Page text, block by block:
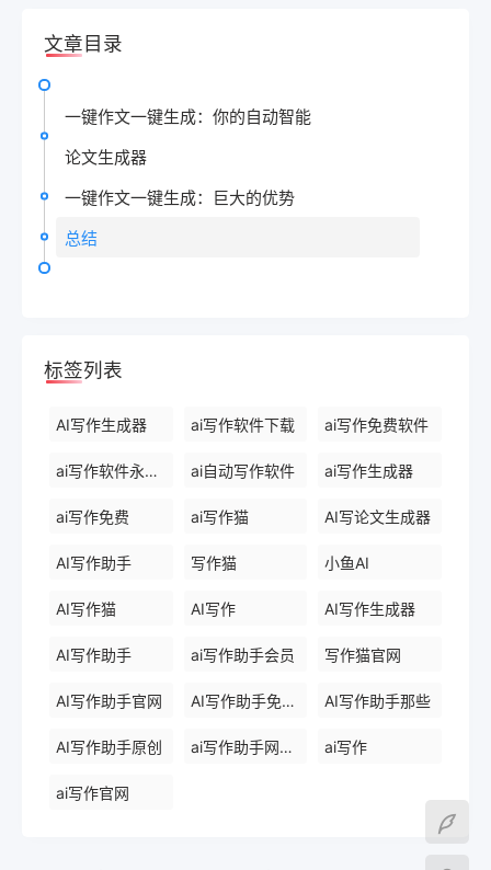
文章目录
一键作文一键生成：你的自动智能
论文生成器
一键作文一键生成：巨大的优势
总结
标签列表
AI写作生成器 ai写作软件下载 ai写作免费软件
ai写作软件永久免费版 ai自动写作软件 ai写作生成器
ai写作免费 ai写作猫 AI写论文生成器
AI写作助手 写作猫 小鱼AI
AI写作猫 AI写作 AI写作生成器
AI写作助手 ai写作助手会员 写作猫官网
AI写作助手官网 AI写作助手免费版 AI写作助手那些
AI写作助手原创 ai写作助手网页版 ai写作
ai写作官网